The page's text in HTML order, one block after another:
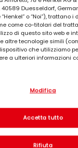
per
una sorprendente
e ricca di
un buffet natalizio,
è una ricetta che
della
durante le
Duesseldorf,
o “Noi”), trattano
come co-titolari del
di questo sito web e
altre tecnologie simili
che utilizziamo
a ulteriori informazioni
come indicato nella
e tecnologie simili"
i dati relativi a te per
Modifica
Rifiuta
Accetta tutto